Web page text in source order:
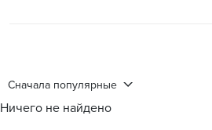
Сначала популярные
Ничего не найдено